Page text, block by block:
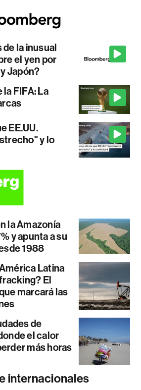
la inusual
el yen por
Japón?
la FIFA: La
EE.UU.
y lo
la Amazonía
y apunta a su
1988
Latina
El
marcará las
de
el calor
más horas
internacionales